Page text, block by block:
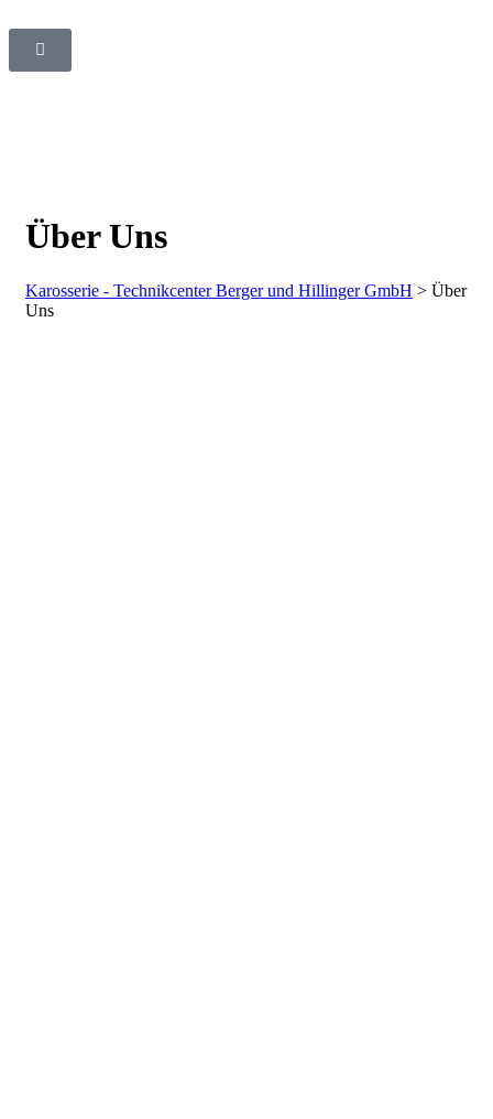
Über Uns
Karosserie - Technikcenter Berger und Hillinger GmbH > Über
Uns